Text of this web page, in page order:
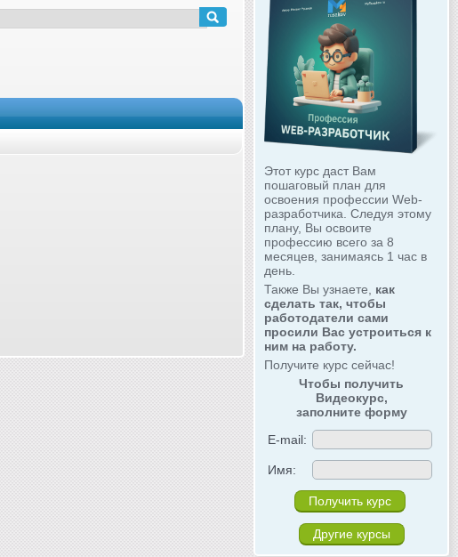
Этот курс даст Вам
пошаговый план для
освоения профессии Web-
разработчика. Следуя этому
плану, Вы освоите
профессию всего за 8
месяцев, занимаясь 1 час в
день.
Также Вы узнаете, как
сделать так, чтобы
работодатели сами
просили Вас устроиться к
ним на работу.
Получите курс сейчас!
Чтобы получить
Видеокурс,
заполните форму
E-mail:
Имя:
Другие курсы